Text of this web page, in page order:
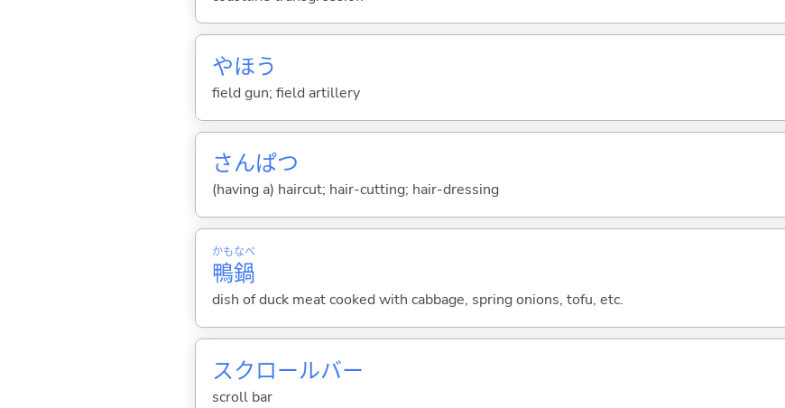
やほう
field gun; field artillery
さんぱつ
(having a) haircut; hair-cutting; hair-dressing
鴨
かも
鍋
なべ
dish of duck meat cooked with cabbage, spring onions, tofu, etc.
スクロールバー
scroll bar